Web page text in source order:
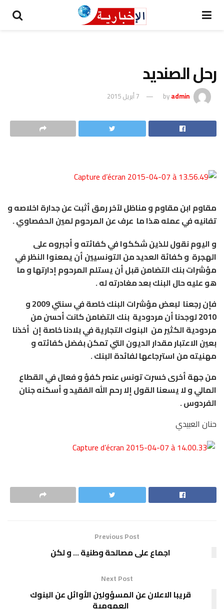
رحل الصنديد
byadmin 7 أبريل 2015
مقاوم ابن مقاوم و مناظل لآخر رمق أثبت عن جدارة اخلاصه و
تفانيه في عمله هذا ما عرف عن المرحوم لمين الحفصاوي .
و اليوم نقول للذين شككوا في كفائته و أجبروه على
الهجرة و كفائة العديد من التونسيين أن يمعنوا النظر في
مؤشرات بنك التضامن قبل أن يستلم المرحوم إدارتها و ما
هو عليه حال البنك بعد مغادرته له .
فإن رجعنا لبعض مؤشرات البنك خاصة في سنتي 2009 و
2010 لوجدنا أن مردودية بنك التضامن كانت أحسن من
مردودية الكثير من البنوك التجارية في بلادنا خاصة إن أخذنا
بعين الاعتبار مقدار الديون التي تمكن بفضل كفائته و
مهنيته من استرجاعها لفائدة البنك .
من جهة أخرى خسرت تونس عنصر كفؤ و فعال في القطاع
المالي و لا يسعنا القول إلا رحم الله الفقيد و أسكنه جنان
الفردوس .
حنان العبيدي
Previous Post
اجماع على مصالحة وطنية … و لكن
Next Post
قريبا الاعلان عن المسؤولين الأوائل عن البنوك
العمومية